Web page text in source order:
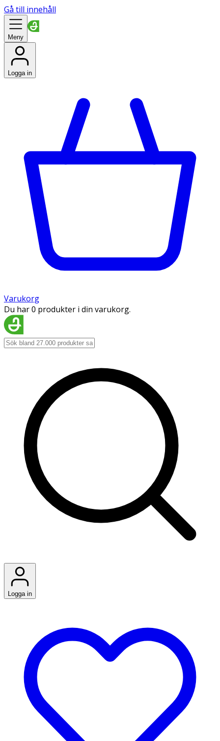
Gå till innehåll
Meny
Logga in
Varukorg
Du har 0 produkter i din varukorg.
Logga in